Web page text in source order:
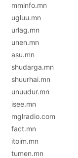
mminfo.mn
ugluu.mn
urlag.mn
unen.mn
asu.mn
shudarga.mn
shuurhai.mn
unuudur.mn
isee.mn
mglradio.com
fact.mn
itoim.mn
tumen.mn